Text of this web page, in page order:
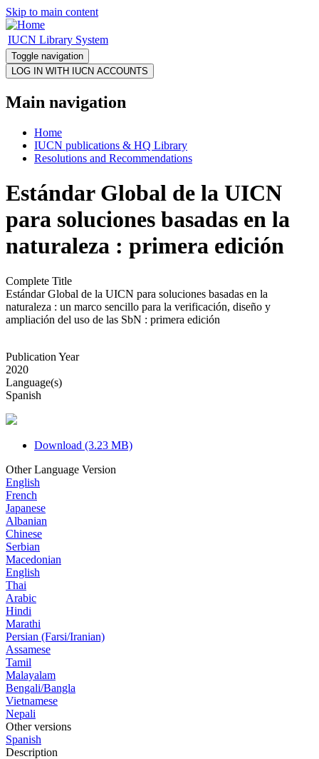
Skip to main content
IUCN Library System
Toggle navigation
Main navigation
Home
IUCN publications & HQ Library
Resolutions and Recommendations
Estándar Global de la UICN
para soluciones basadas en la
naturaleza : primera edición
Complete Title
Estándar Global de la UICN para soluciones basadas en la
naturaleza : un marco sencillo para la verificación, diseño y
ampliación del uso de las SbN : primera edición
Publication Year
2020
Language(s)
Spanish
Download (3.23 MB)
Other Language Version
English
French
Japanese
Albanian
Chinese
Serbian
Macedonian
English
Thai
Arabic
Hindi
Marathi
Persian (Farsi/Iranian)
Assamese
Tamil
Malayalam
Bengali/Bangla
Vietnamese
Nepali
Other versions
Spanish
Description